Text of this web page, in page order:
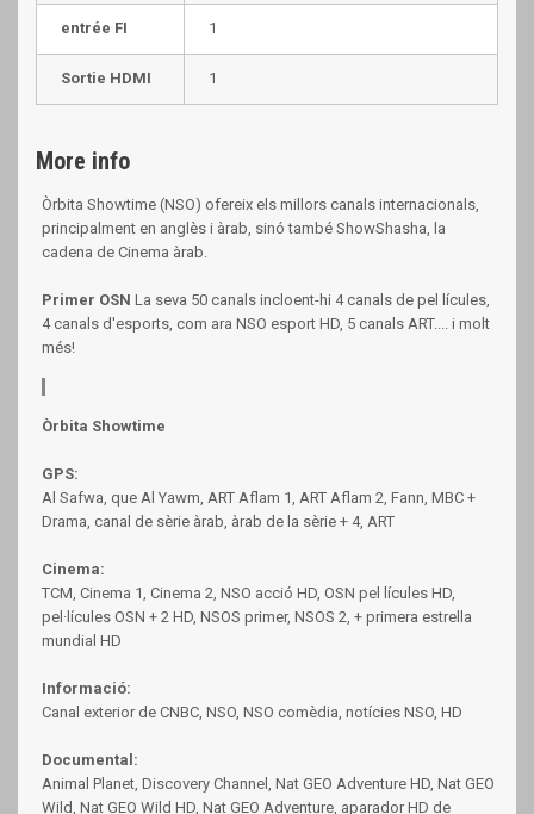
entrée FI 1
Sortie HDMI 1
More info
Òrbita Showtime (NSO) ofereix els millors canals internacionals,
principalment en anglès i àrab, sinó també ShowShasha, la
cadena de Cinema àrab.
Primer OSN La seva 50 canals incloent-hi 4 canals de pel lícules,
4 canals d'esports, com ara NSO esport HD, 5 canals ART.... i molt
més!
Òrbita Showtime
GPS:
Al Safwa, que Al Yawm, ART Aflam 1, ART Aflam 2, Fann, MBC +
Drama, canal de sèrie àrab, àrab de la sèrie + 4, ART
Cinema:
TCM, Cinema 1, Cinema 2, NSO acció HD, OSN pel lícules HD,
pel·lícules OSN + 2 HD, NSOS primer, NSOS 2, + primera estrella
mundial HD
Informació:
Canal exterior de CNBC, NSO, NSO comèdia, notícies NSO, HD
Documental:
Animal Planet, Discovery Channel, Nat GEO Adventure HD, Nat GEO
Wild, Nat GEO Wild HD, Nat GEO Adventure, aparador HD de